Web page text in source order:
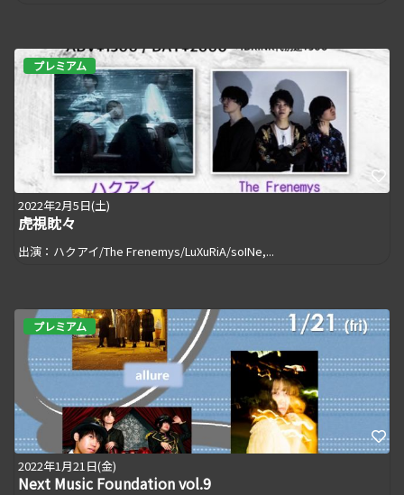
プレミアム
2022年2月5日(土)
虎視眈々
出演：ハクアイ/The Frenemys/LuXuRiA/soINe,...
プレミアム
2022年1月21日(金)
Next Music Foundation vol.9